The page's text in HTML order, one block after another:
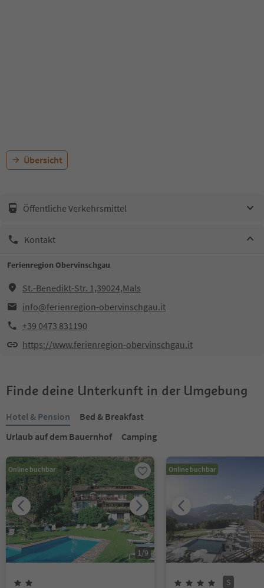
Übersicht
Öffentliche Verkehrsmittel
Kontakt
Ferienregion Obervinschgau
St.-Benedikt-Str. 1,39024,Mals
info@ferienregion-obervinschgau.it
+39 0473 831190
https://www.ferienregion-obervinschgau.it
Finde deine Unterkunft in der Umgebung
Hotel & Pension
Bed & Breakfast
Urlaub auf dem Bauernhof
Camping
Online buchbar
1/9
Online buchbar
S